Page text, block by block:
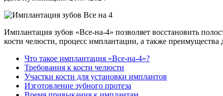
Имплантация зубов «Все-на-4» позволяет восстановить
кости челюсти, процесс имплантации, а также преимущества
Что такое имплантация «Все-на-4»?
Требования к кости челюсти
Участки кости для установки имплантов
Изготовление зубного протеза